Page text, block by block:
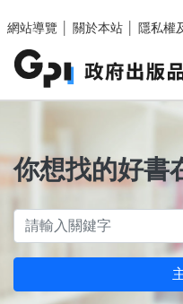
網站導覽
關於本站 隱私權
你想找的好書